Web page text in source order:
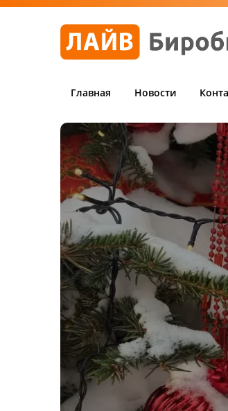
Главная Новости